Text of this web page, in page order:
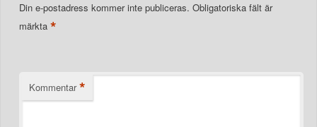
Din e-postadress kommer inte publiceras. Obligatoriska fält är
märkta *
Kommentar *